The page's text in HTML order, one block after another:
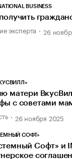
BUSINESS
эксперта 26
матери
с советами
26 ноября 2025
СОФТ»
Софт» и